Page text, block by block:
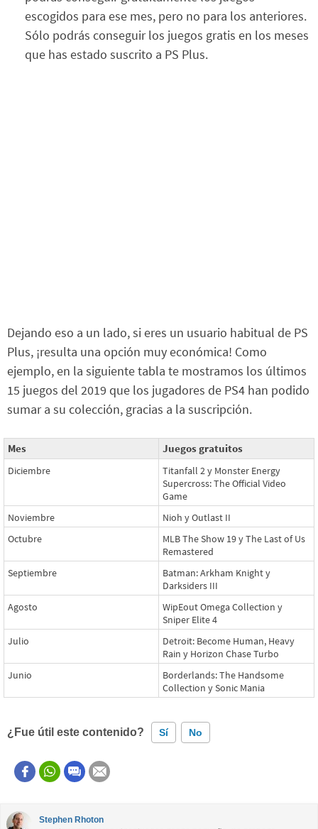
escogidos para ese mes, pero no para los anteriores.
Sólo podrás conseguir los juegos gratis en los meses
que has estado suscrito a PS Plus.
Dejando eso a un lado, si eres un usuario habitual de PS
Plus, ¡resulta una opción muy económica! Como
ejemplo, en la siguiente tabla te mostramos los últimos
15 juegos del 2019 que los jugadores de PS4 han podido
sumar a su colección, gracias a la suscripción.
Mes Juegos gratuitos
Diciembre
Titanfall 2 y Monster Energy
Supercross: The Official Video
Game
Noviembre
Nioh y Outlast II
Octubre
MLB The Show 19 y The Last of Us
Remastered
Septiembre
Batman: Arkham Knight y
Darksiders III
Agosto
WipEout Omega Collection y
Sniper Elite 4
Julio
Detroit: Become Human, Heavy
Rain y Horizon Chase Turbo
Junio
Borderlands: The Handsome
Collection y Sonic Mania
¿Fue útil este contenido? Sí No
Este contenido contiene información incorrecta
Stephen Rhoton